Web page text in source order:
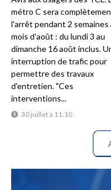
30 juillet à 11:10
métro C sera
l'arrêt pendant 2 semaines
mois d'août : du lundi 3 au
dimanche 16 août inclus.
interruption de trafic pour
permettre des travaux
d'entretien. "Ces
interventions...